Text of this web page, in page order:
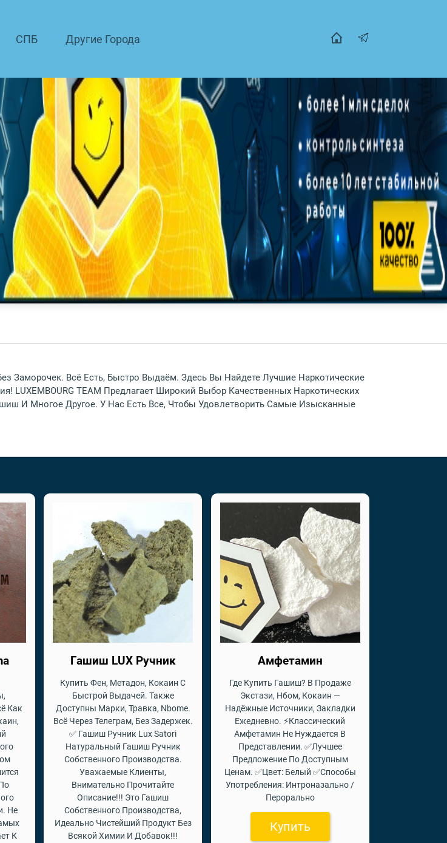
СПБ Другие Города
Всё Есть, Быстро Выдаём. Здесь Вы Найдете Лучшие Наркотические
LUXEMBOURG TEAM Предлагает Широкий Выбор Качественных Наркотических
И Многое Другое. У Нас Есть Все, Чтобы Удовлетворить Самые Изысканные
Как
Не
К
Гашиш LUX Ручник
Купить Фен, Метадон, Кокаин С
Быстрой Выдачей. Также
Доступны Марки, Травка, Nbome.
Всё Через Телеграм, Без Задержек.
✅ Гашиш Ручник Lux Satori
Натуральный Гашиш Ручник
Собственного Производства.
Уважаемые Клиенты,
Внимательно Прочитайте
Описание!!! Это Гашиш
Собственного Производства,
Идеально Чистейший Продукт Без
Всякой Химии И Добавок!!!
Амфетамин
Где Купить Гашиш? В Продаже
Экстази, Нбом, Кокаин —
Надёжные Источники, Закладки
Ежедневно. ⚡Классический
Амфетамин Не Нуждается В
Представлении. ✅Лучшее
Предложение По Доступным
Ценам. ✅Цвет: Белый ✅Способы
Употребления: Интроназально /
Перорально
Купить